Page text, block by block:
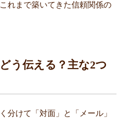
れまで築いてきた信頼関係の
う伝える？主な2つ
分けて「対面」と「メール」